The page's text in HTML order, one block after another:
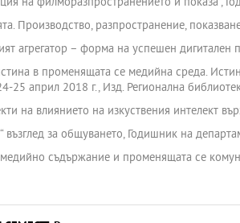
Производство, разпространение,
агрегатор – форма на успешен
в променящата се медийна среда.
25 април 2018 г., Изд. Регионална
на влиянието на изкуствения интелект
възглед за общуването, Годишник на
медийно съдържание и променящата се